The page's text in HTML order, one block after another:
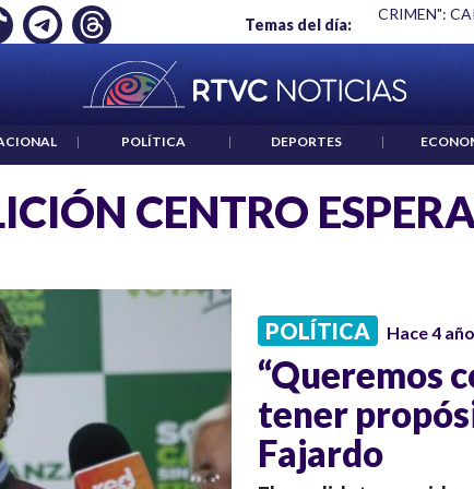
Temas del día:
ES UN CRIMEN": CARTA DE BETO CORAL ABELARDO
| POLÍTICA | DEPORTES |
CENTRO
POLÍTICA Hace 4
“Queremos
tener
Fajardo